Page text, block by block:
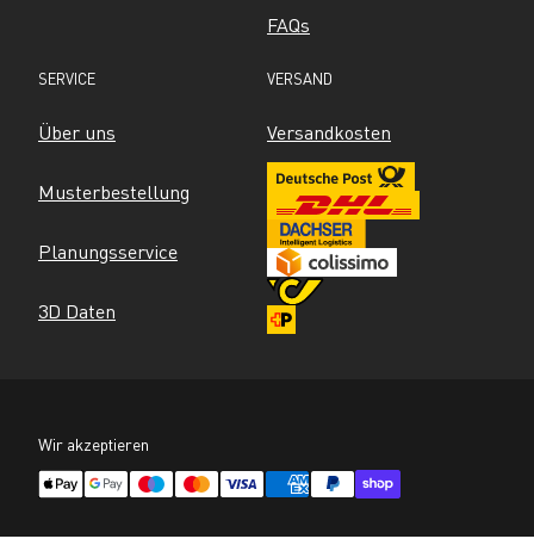
FAQs
SERVICE
Über uns
Musterbestellung
Planungsservice
3D Daten
VERSAND
Versandkosten
Wir akzeptieren